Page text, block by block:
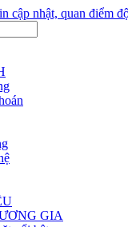
cập nhật, quan điểm
GIA